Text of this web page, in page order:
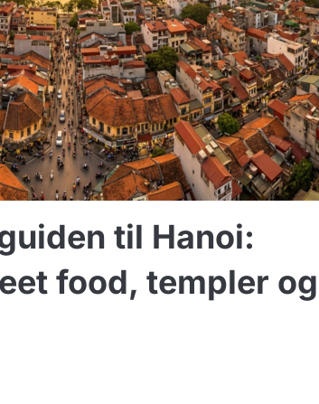
til Hanoi:
food, templer og